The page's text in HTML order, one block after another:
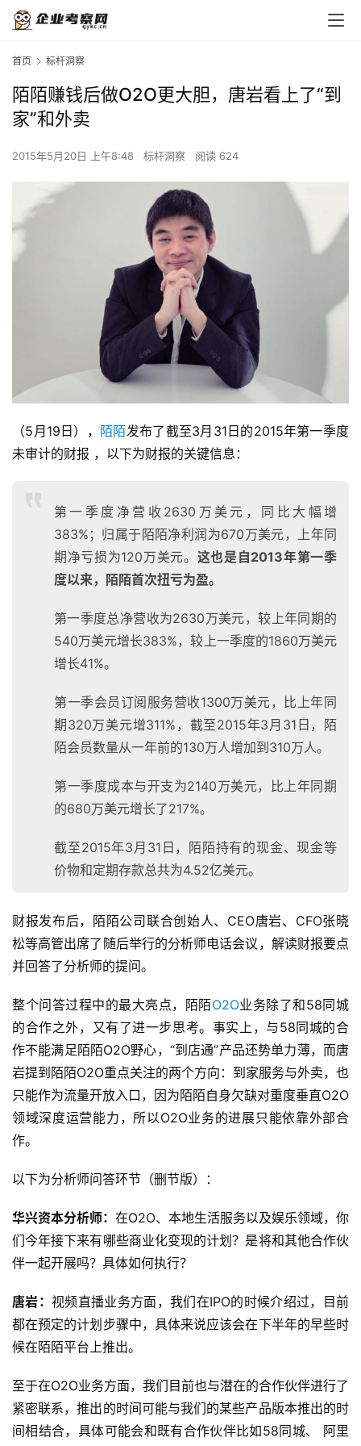
首页 标杆洞察
陌陌赚钱后做O2O更大胆，唐岩看上了“到
家”和外卖
2015年5月20日 上午8:48 标杆洞察 阅读 624
（5月19日）， 陌陌发布了截至3月31日的2015年第一季度
未审计的财报 ，以下为财报的关键信息：
第一季度净营收2630万美元，同比大幅增
383%；归属于陌陌净利润为670万美元，上年同
期净亏损为120万美元。 这也是自2013年第一季
度以来，陌陌首次扭亏为盈。
第一季度总净营收为2630万美元，较上年同期的
540万美元增长383%，较上一季度的1860万美元
增长41%。
第一季会员订阅服务营收1300万美元，比上年同
期320万美元增311%，截至2015年3月31日，陌
陌会员数量从一年前的130万人增加到310万人。
第一季度成本与开支为2140万美元，比上年同期
的680万美元增长了217%。
截至2015年3月31日，陌陌持有的现金、现金等
价物和定期存款总共为4.52亿美元。
财报发布后，陌陌公司联合创始人、CEO唐岩、CFO张晓
松等高管出席了随后举行的分析师电话会议，解读财报要点
并回答了分析师的提问。
整个问答过程中的最大亮点，陌陌O2O业务除了和58同城
的合作之外，又有了进一步思考。 事实上，与58同城的合
作不能满足陌陌O2O野心，“到店通”产品还势单力薄，而唐
岩提到陌陌O2O重点关注的两个方向：到家服务与外卖，也
只能作为流量开放入口，因为陌陌自身欠缺对重度垂直O2O
领域深度运营能力，所以O2O业务的进展只能依靠外部合
作。
以下为分析师问答环节（删节版）：
华兴资本分析师： 在O2O、本地生活服务以及娱乐领域，你
们今年接下来有哪些商业化变现的计划？是将和其他合作伙
伴一起开展吗？具体如何执行？
唐岩： 视频直播业务方面，我们在IPO的时候介绍过，目前
都在预定的计划步骤中，具体来说应该会在下半年的早些时
候在陌陌平台上推出。
至于在O2O业务方面，我们目前也与潜在的合作伙伴进行了
紧密联系，推出的时间可能与我们的某些产品版本推出的时
间相结合，具体可能会和既有合作伙伴比如58同城、 阿里